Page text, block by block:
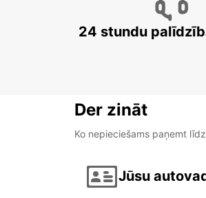
24 stundu
Der zināt
Ko nepieciešams paņemt
Jūsu